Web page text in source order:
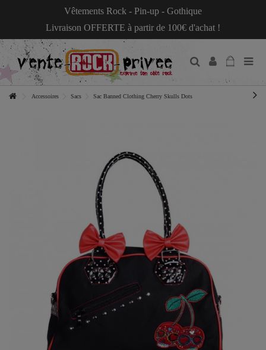
Vêtements Rock - Pin-up - Gothique
Livraison OFFERTE à partir de 100€ d'achat !
Accessoires Sacs Sac Banned Clothing Cherry Skulls Dots